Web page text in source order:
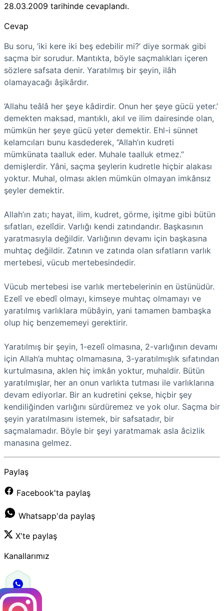
28.03.2009 tarihinde cevaplandı.
Cevap
Bu soru, ‘iki kere iki beş edebilir mi?’ diye sormak gibi
saçma bir sorudur. Mantıkta, böyle saçmalıkları içeren
sözlere safsata denir. Yaratılmış bir şeyin, ilâh
olamayacağı âşikârdır.
‘Allahu teâlâ her şeye kâdirdir. Onun her şeye gücü yeter.’
demekten maksad, mantıklı, akıl ve ilim dairesinde olan,
mümkün her şeye gücü yeter demektir. Ehl-i sünnet
kelamcıları bunu kasdederek, “Allah’ın kudreti
mümkünata taalluk eder. Muhale taalluk etmez.”
demişlerdir. Yâni, saçma şeylerin kudretle hiçbir alakası
yoktur. Muhal, olması aklen mümkün olmayan imkânsız
şeyler demektir.
Allah’ın zatı; hayat, ilim, kudret, görme, işitme gibi bütün
sıfatları, ezelîdir. Varlığı kendi zatındandır. Başkasının
yaratmasıyla değildir. Varlığının devamı için başkasına
muhtaç değildir. Zatının ve zatında olan sıfatların varlık
mertebesi, vücub mertebesindedir.
Vücub mertebesi ise varlık mertebelerinin en üstünüdür.
Ezelî ve ebedî olmayı, kimseye muhtaç olmamayı ve
yaratılmış varlıklara mübâyin, yani tamamen bambaşka
olup hiç benzememeyi gerektirir.
Yaratılmış bir şeyin, 1-ezelî olmasına, 2-varlığının devamı
için Allah’a muhtaç olmamasına, 3-yaratılmışlık sıfatından
kurtulmasına, aklen hiç imkân yoktur, muhaldir. Bütün
yaratılmışlar, her an onun varlıkta tutması ile varlıklarına
devam ediyorlar. Bir an kudretini çekse, hiçbir şey
kendiliğinden varlığını sürdüremez ve yok olur. Saçma bir
şeyin yaratılmasını istemek, bir safsatadır, bir
saçmalamadır. Böyle bir şeyi yaratmamak asla âcizlik
manasına gelmez.
Paylaş
Facebook'ta paylaş
Whatsapp'da paylaş
X'te paylaş
Kanallarımız